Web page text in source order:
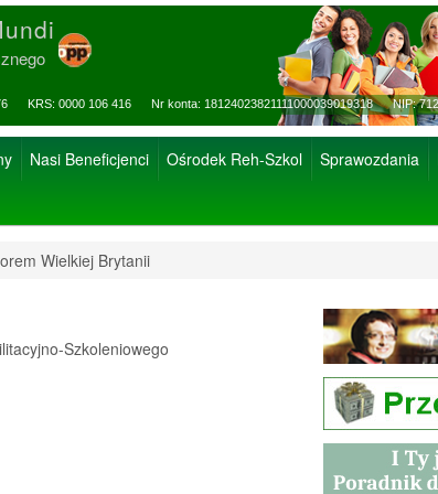
76 KRS: 0000 106 416 Nr konta: 18124023821111000039019318 NIP:
Nasi Beneficjenci Ośrodek Reh-Szkol Sprawozdania
Wielkiej Brytanii
Szkoleniowego